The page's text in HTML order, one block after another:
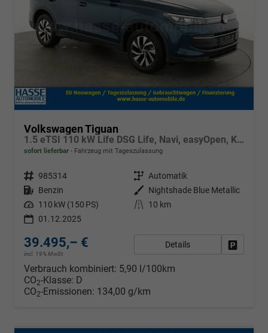
Volkswagen Tiguan
1.5 eTSI 110 kW Life DSG Life, Navi, easyOpen, Kamera, 5-J Garantie
sofort lieferbar Fahrzeug mit Tageszulassung
Fahrzeugnr. 985314 Getriebe Automatik
Kraftstoff Benzin Außenfarbe
Nightshade Blue Metallic
Leistung 110 kW (150 PS) Kilometerstand
10 km
01.12.2025
39.495,– €
incl. 19% MwSt.
Details
Verbrauch kombiniert: 5,90 l/100km
CO2-Klasse: D
CO2-Emissionen: 134,00 g/km